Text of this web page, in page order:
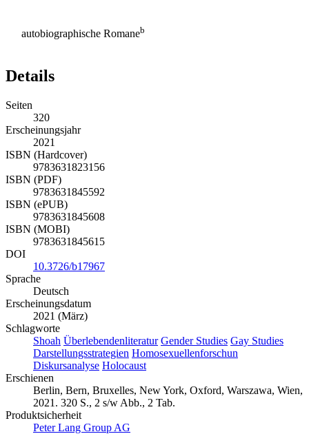
autobiographische Romaneb
Details
Seiten
320
Erscheinungsjahr
2021
ISBN (Hardcover)
9783631823156
ISBN (PDF)
9783631845592
ISBN (ePUB)
9783631845608
ISBN (MOBI)
9783631845615
DOI
10.3726/b17967
Sprache
Deutsch
Erscheinungsdatum
2021 (März)
Schlagworte
Shoah Überlebendenliteratur Gender Studies Gay Studies
Darstellungsstrategien Homosexuellenforschun
Diskursanalyse Holocaust
Erschienen
Berlin, Bern, Bruxelles, New York, Oxford, Warszawa, Wien,
2021. 320 S., 2 s/w Abb., 2 Tab.
Produktsicherheit
Peter Lang Group AG